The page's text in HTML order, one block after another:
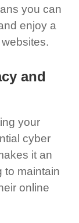
you can
enjoy a
and
your
cyber
it an
to maintain
online